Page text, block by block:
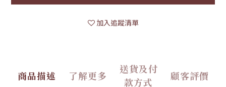
加入追蹤清單
商品描述 了解更多
送貨及付
款方式
顧客評價